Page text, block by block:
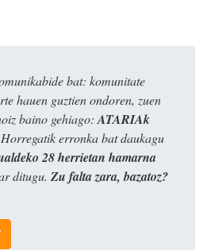
bat: komunitate
hauen guztien ondoren, zuen
baino gehiago: ATARIAk
erronka bat daukagu
28 herrietan hamarna
ditugu. Zu falta zara, bazatoz?